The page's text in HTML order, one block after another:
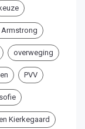
keuze
Armstrong
overweging
PVV
Kierkegaard